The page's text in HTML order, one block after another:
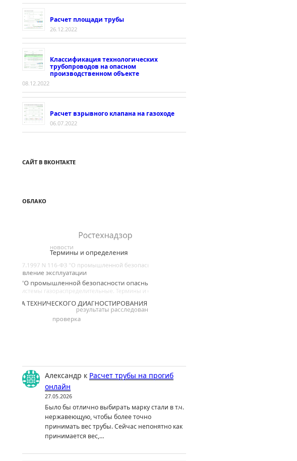
Расчет площади трубы
26.12.2022
Классификация технологических
трубопроводов на опасном
производственном объекте
08.12.2022
Расчет взрывного клапана на газоходе
06.07.2022
САЙТ В ВКОНТАКТЕ
ОБЛАКО
Александр к Расчет трубы на прогиб
онлайн
27.05.2026
Было бы отлично выбирать марку стали в т.ч.
нержавеющую, чтобы более точно
принимать вес трубы. Сейчас непонятно как
принимается вес,…